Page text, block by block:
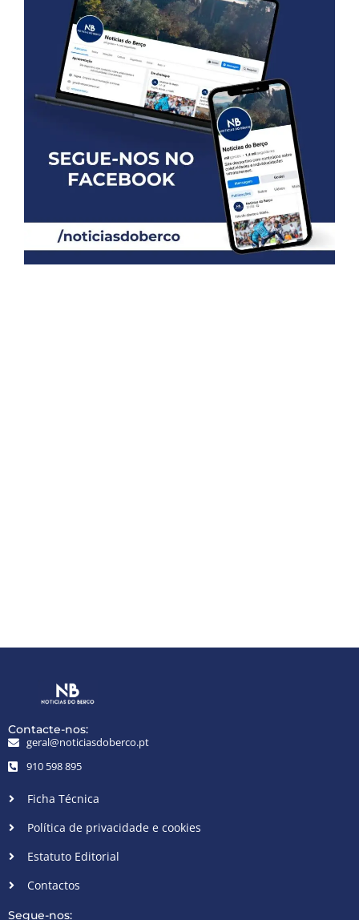
Contacte-nos:
geral@noticiasdoberco.pt
910 598 895
Ficha Técnica
Política de privacidade e cookies
Estatuto Editorial
Contactos
Segue-nos: